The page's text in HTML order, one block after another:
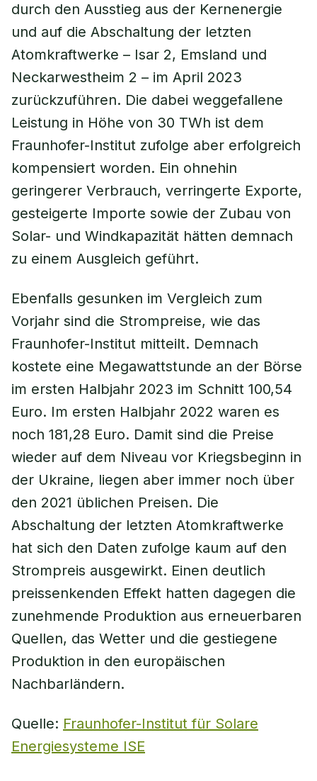
durch den Ausstieg aus der Kernenergie
und auf die Abschaltung der letzten
Atomkraftwerke – Isar 2, Emsland und
Neckarwestheim 2 – im April 2023
zurückzuführen. Die dabei weggefallene
Leistung in Höhe von 30 TWh ist dem
Fraunhofer-Institut zufolge aber erfolgreich
kompensiert worden. Ein ohnehin
geringerer Verbrauch, verringerte Exporte,
gesteigerte Importe sowie der Zubau von
Solar- und Windkapazität hätten demnach
zu einem Ausgleich geführt.
Ebenfalls gesunken im Vergleich zum
Vorjahr sind die Strompreise, wie das
Fraunhofer-Institut mitteilt. Demnach
kostete eine Megawattstunde an der Börse
im ersten Halbjahr 2023 im Schnitt 100,54
Euro. Im ersten Halbjahr 2022 waren es
noch 181,28 Euro. Damit sind die Preise
wieder auf dem Niveau vor Kriegsbeginn in
der Ukraine, liegen aber immer noch über
den 2021 üblichen Preisen. Die
Abschaltung der letzten Atomkraftwerke
hat sich den Daten zufolge kaum auf den
Strompreis ausgewirkt. Einen deutlich
preissenkenden Effekt hatten dagegen die
zunehmende Produktion aus erneuerbaren
Quellen, das Wetter und die gestiegene
Produktion in den europäischen
Nachbarländern.
Quelle: Fraunhofer-Institut für Solare
Energiesysteme ISE